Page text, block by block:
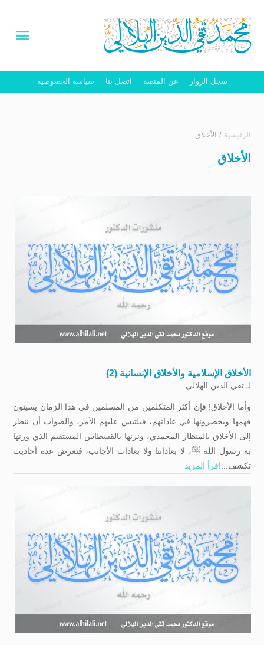
سجل الزوار عن المنصة اتصل بنا سياسة الخصوصية
الرئيسية / الأخلاق
الأخلاق
الأخلاق الإسلامية والأخلاق الإنسانية (2)
لـتقي الدين الهلالي
وأما الأخلاق! فإن أكثر المتكلمين من المسلمين في هذا الزمان يسيئون
فهمها ويحصرونها في عاداتهم، فيلتبس عليهم الأمر، والصواب أن ننظر
إلى الأخلاق بالمنظار المحمدي، ونزنها بالقسطاس المستقيم الذي وزنها
به رسول الله ﷺ، لا بعاداتنا ولا بعادات الأجانب، فنعرض عدة أحاديث
تكشف...اقرأ المزيد